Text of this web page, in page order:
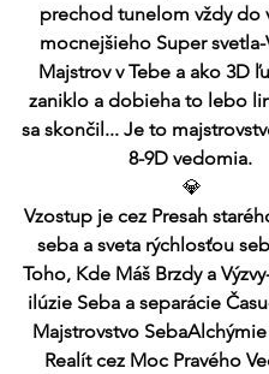
prechod tunelom vždy do
mocnejšieho Super
Majstrov v Tebe a ako 3D
zaniklo a dobieha to lebo
sa skončil... Je to
8-9D vedomia.
💎
Vzostup je cez Presah
seba a sveta rýchlosťou
Toho, Kde Máš Brzdy a
ilúzie Seba a separácie
Majstrovstvo
Realít cez Moc Pravého